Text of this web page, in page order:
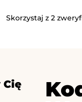
Skorzystaj z 2